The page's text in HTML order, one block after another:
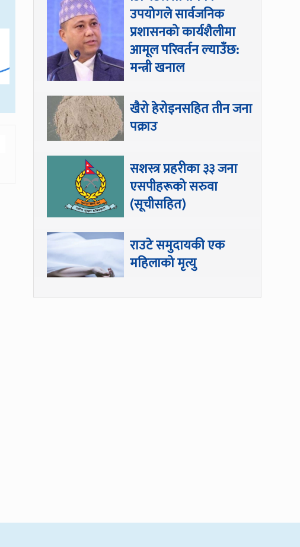
उपयोगले सार्वजनिक
प्रशासनको कार्यशैलीमा
आमूल परिवर्तन ल्याउँछ:
मन्त्री खनाल
खैरो हेरोइनसहित तीन जना
पक्राउ
सशस्त्र प्रहरीका ३३ जना
एसपीहरूको सरुवा
(सूचीसहित)
राउटे समुदायकी एक
महिलाको मृत्यु